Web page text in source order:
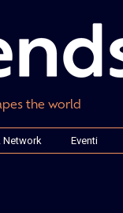
the world
Network Eventi